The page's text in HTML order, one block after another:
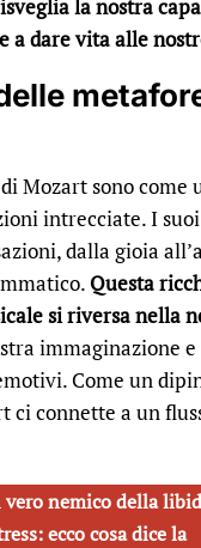
la nostra
a dare vita alle
Mozart sono come
intrecciate. I
dalla gioia
Questa
si riversa nella
immaginazione
Come un
ci connette a un
nemico della
ecco cosa dice la